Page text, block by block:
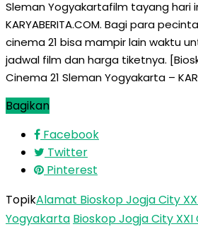
Sleman Yogyakartafilm tayang hari
KARYABERITA.COM. Bagi para
cinema 21 bisa mampir lain waktu
jadwal film dan harga tiketnya.
Cinema 21 Sleman Yogyakarta –
Bagikan
Facebook
Twitter
Pinterest
TopikAlamat Bioskop Jogja City
Yogyakarta Bioskop Jogja City XXI